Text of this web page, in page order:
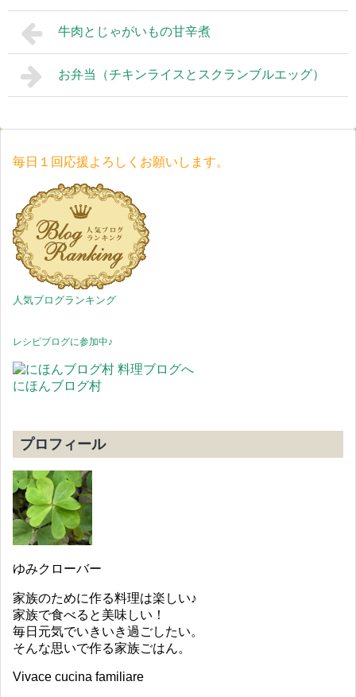
牛肉とじゃがいもの甘辛煮
お弁当（チキンライスとスクランブルエッグ）
毎日１回応援よろしくお願いします。
人気ブログランキング
レシピブログに参加中♪
にほんブログ村
プロフィール
ゆみクローバー
家族のために作る料理は楽しい♪
家族で食べると美味しい！
毎日元気でいきいき過ごしたい。
そんな思いで作る家族ごはん。
Vivace cucina familiare